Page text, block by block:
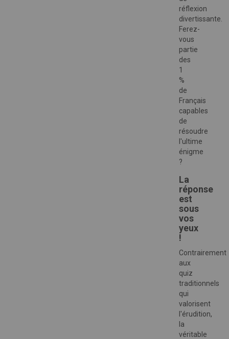
réflexion
divertissante.
Ferez-
vous
partie
des
1
%
de
Français
capables
de
résoudre
l'ultime
énigme
?
La
réponse
est
sous
vos
yeux
!
Contrairement
aux
quiz
traditionnels
qui
valorisent
l'érudition,
la
véritable